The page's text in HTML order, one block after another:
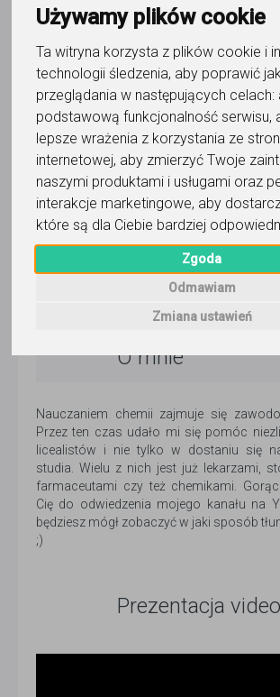
Używamy plików cookie
Ta witryna korzysta z plików cookie i
technologii śledzenia, aby poprawić
przeglądania w następujących celach:
podstawową funkcjonalność serwisu,
lepsze wrażenia z korzystania ze
internetowej, aby zmierzyć Twoje
naszymi produktami i usługami oraz
interakcje marketingowe, aby
które są dla Ciebie bardziej
Zgoda
Odmawiam
Zmiana ustawień
2 dni temu
Korepetytor prowadzi zajęcia online
Wyślij wiadomość
5,0/ 5
O mnie
Nauczaniem chemii zajmuje się
Przez ten czas udało mi się pomóc
licealistów i nie tylko w dostaniu się
studia. Wielu z nich jest już lekarzami,
farmaceutami czy też chemikami.
Cię do odwiedzenia mojego kanału na
będziesz mógł zobaczyć w jaki sposób
;)
Prezentacja video